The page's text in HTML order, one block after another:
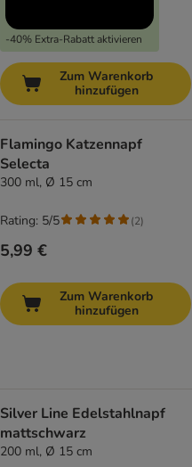
-40% Extra-Rabatt aktivieren
Zum Warenkorb
hinzufügen
Flamingo Katzennapf
Selecta
300 ml, Ø 15 cm
5,99 €
Rating: 5/5 (2)
Zum Warenkorb
hinzufügen
Silver Line Edelstahlnapf
mattschwarz
200 ml, Ø 15 cm